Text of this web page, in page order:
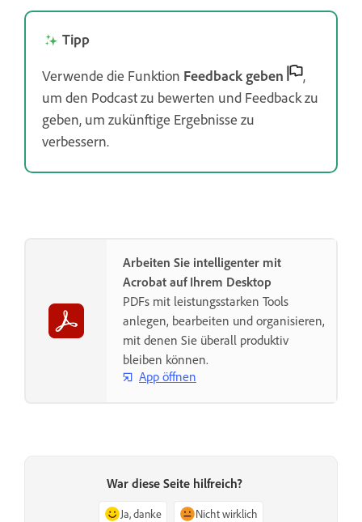
Tipp
Verwende die Funktion Feedback geben
,
um den Podcast zu bewerten und Feedback zu
geben, um zukünftige Ergebnisse zu
verbessern.
Arbeiten Sie intelligenter mit
Acrobat auf Ihrem Desktop
PDFs mit leistungsstarken Tools
anlegen, bearbeiten und organisieren,
mit denen Sie überall produktiv
bleiben können.
App öffnen
War diese Seite hilfreich?
Ja, danke Nicht wirklich